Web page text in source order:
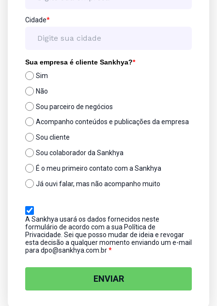
Cidade*
Sua empresa é cliente Sankhya?*
Sim
Não
Sou parceiro de negócios
Acompanho conteúdos e publicações da empresa
Sou cliente
Sou colaborador da Sankhya
É o meu primeiro contato com a Sankhya
Já ouvi falar, mas não acompanho muito
A Sankhya usará os dados fornecidos neste
formulário de acordo com a sua Política de
Privacidade. Sei que posso mudar de ideia e revogar
esta decisão a qualquer momento enviando um e-mail
para dpo@sankhya.com.br*
ENVIAR